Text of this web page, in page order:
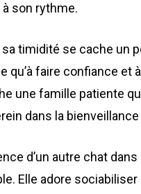
son rythme.
sa timidité se cache un
qu’à faire confiance et
une famille patiente
dans la bienveillance
d’un autre chat
Elle adore